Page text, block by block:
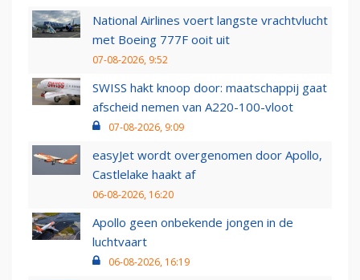
National Airlines voert langste vrachtvlucht
met Boeing 777F ooit uit
07-08-2026, 9:52
SWISS hakt knoop door: maatschappij gaat
afscheid nemen van A220-100-vloot
07-08-2026, 9:09
easyJet wordt overgenomen door Apollo,
Castlelake haakt af
06-08-2026, 16:20
Apollo geen onbekende jongen in de
luchtvaart
06-08-2026, 16:19